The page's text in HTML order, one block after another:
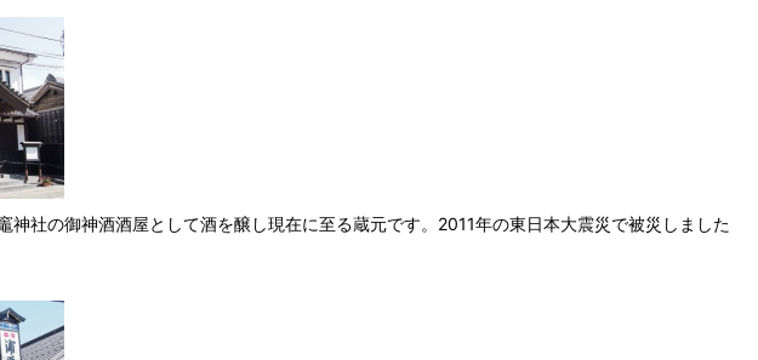
社の御神酒酒屋として酒を醸し現在に至る蔵元です。2011年の東日本大震災で被災しました